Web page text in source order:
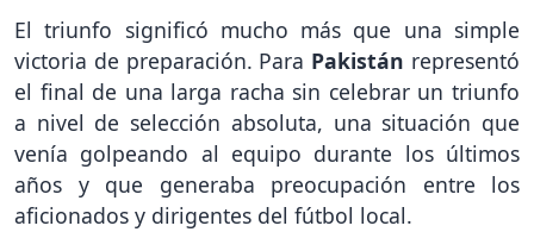
El triunfo significó mucho más que una simple
victoria de preparación. Para Pakistán representó
el final de una larga racha sin celebrar un triunfo
a nivel de selección absoluta, una situación que
venía golpeando al equipo durante los últimos
años y que generaba preocupación entre los
aficionados y dirigentes del fútbol local.